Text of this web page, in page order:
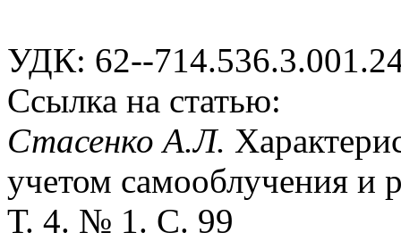
УДК: 62--
Ссылка на статью:
Стасенко А.Л.
учетом самооблучения и
Т. 4. № 1. С. 99